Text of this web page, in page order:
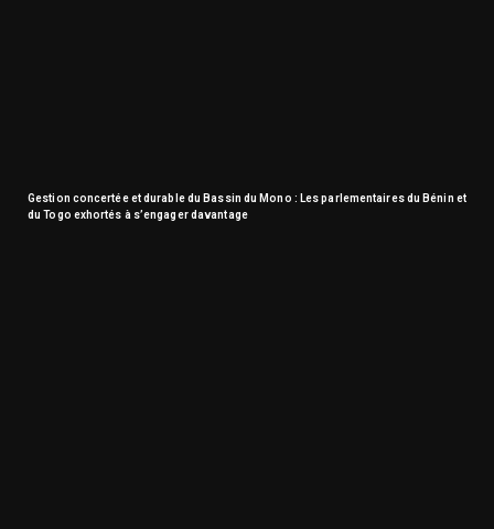
Gestion concertée et durable du Bassin du Mono : Les parlementaires du Bénin et
du Togo exhortés à s’engager davantage